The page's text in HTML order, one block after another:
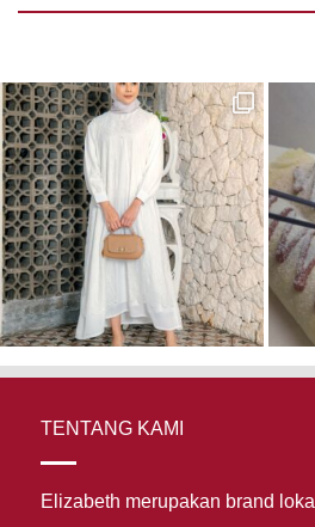
TENTANG KAMI
Elizabeth merupakan brand